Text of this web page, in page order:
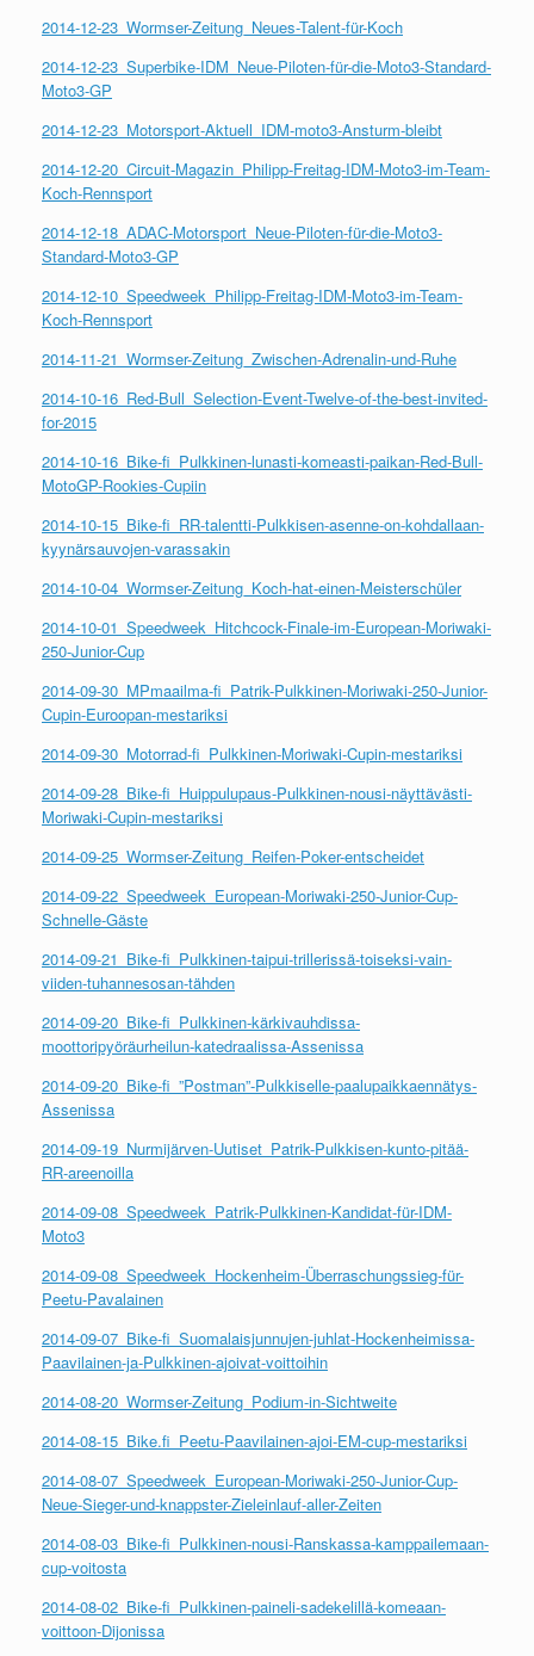
2014-12-23_Wormser-Zeitung_Neues-Talent-für-Koch
2014-12-23_Superbike-IDM_Neue-Piloten-für-die-Moto3-Standard-
Moto3-GP
2014-12-23_Motorsport-Aktuell_IDM-moto3-Ansturm-bleibt
2014-12-20_Circuit-Magazin_Philipp-Freitag-IDM-Moto3-im-Team-
Koch-Rennsport
2014-12-18_ADAC-Motorsport_Neue-Piloten-für-die-Moto3-
Standard-Moto3-GP
2014-12-10_Speedweek_Philipp-Freitag-IDM-Moto3-im-Team-
Koch-Rennsport
2014-11-21_Wormser-Zeitung_Zwischen-Adrenalin-und-Ruhe
2014-10-16_Red-Bull_Selection-Event-Twelve-of-the-best-invited-
for-2015
2014-10-16_Bike-fi_Pulkkinen-lunasti-komeasti-paikan-Red-Bull-
MotoGP-Rookies-Cupiin
2014-10-15_Bike-fi_RR-talentti-Pulkkisen-asenne-on-kohdallaan-
kyynärsauvojen-varassakin
2014-10-04_Wormser-Zeitung_Koch-hat-einen-Meisterschüler
2014-10-01_Speedweek_Hitchcock-Finale-im-European-Moriwaki-
250-Junior-Cup
2014-09-30_MPmaailma-fi_Patrik-Pulkkinen-Moriwaki-250-Junior-
Cupin-Euroopan-mestariksi
2014-09-30_Motorrad-fi_Pulkkinen-Moriwaki-Cupin-mestariksi
2014-09-28_Bike-fi_Huippulupaus-Pulkkinen-nousi-näyttävästi-
Moriwaki-Cupin-mestariksi
2014-09-25_Wormser-Zeitung_Reifen-Poker-entscheidet
2014-09-22_Speedweek_European-Moriwaki-250-Junior-Cup-
Schnelle-Gäste
2014-09-21_Bike-fi_Pulkkinen-taipui-trillerissä-toiseksi-vain-
viiden-tuhannesosan-tähden
2014-09-20_Bike-fi_Pulkkinen-kärkivauhdissa-
moottoripyöräurheilun-katedraalissa-Assenissa
2014-09-20_Bike-fi_”Postman”-Pulkkiselle-paalupaikkaennätys-
Assenissa
2014-09-19_Nurmijärven-Uutiset_Patrik-Pulkkisen-kunto-pitää-
RR-areenoilla
2014-09-08_Speedweek_Patrik-Pulkkinen-Kandidat-für-IDM-
Moto3
2014-09-08_Speedweek_Hockenheim-Überraschungssieg-für-
Peetu-Pavalainen
2014-09-07_Bike-fi_Suomalaisjunnujen-juhlat-Hockenheimissa-
Paavilainen-ja-Pulkkinen-ajoivat-voittoihin
2014-08-20_Wormser-Zeitung_Podium-in-Sichtweite
2014-08-15_Bike.fi_Peetu-Paavilainen-ajoi-EM-cup-mestariksi
2014-08-07_Speedweek_European-Moriwaki-250-Junior-Cup-
Neue-Sieger-und-knappster-Zieleinlauf-aller-Zeiten
2014-08-03_Bike-fi_Pulkkinen-nousi-Ranskassa-kamppailemaan-
cup-voitosta
2014-08-02_Bike-fi_Pulkkinen-paineli-sadekelillä-komeaan-
voittoon-Dijonissa